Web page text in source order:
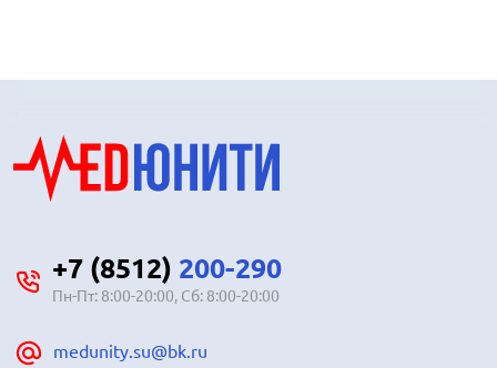
+7 (8512) 200-290
Пн-Пт: 8:00-20:00, Сб: 8:00-20:00
medunity.su@bk.ru